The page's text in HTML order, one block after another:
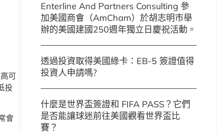
可
投
會
Enterline And Partners Consulting 參
加美國商會（AmCham）於胡志明市舉
辦的美國建國250週年獨立日慶祝活動。
透過投資取得美國綠卡：EB-5 簽證值得
投資人申請嗎?
什麼是世界盃簽證和 FIFA PASS？它們
是否能讓球迷前往美國觀看世界盃比
賽？